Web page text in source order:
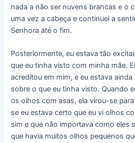
nada a não ser nuvens brancas e o
uma vez a cabeça e continuei a
Senhora até o fim.
Posteriormente, eu estava tão
que eu tinha visto com minha mãe.
acreditou em mim, e eu estava
sobre o que eu tinha visto. Quando
os olhos com asas, ela virou-se
se eu estava certo que eu vi olhos
sim e que não importava como eles
que havia muitos olhos pequenos